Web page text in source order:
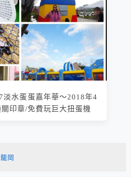
淡水蛋蛋嘉年華～2018年4
印章/免費玩巨大扭蛋機
龍岡